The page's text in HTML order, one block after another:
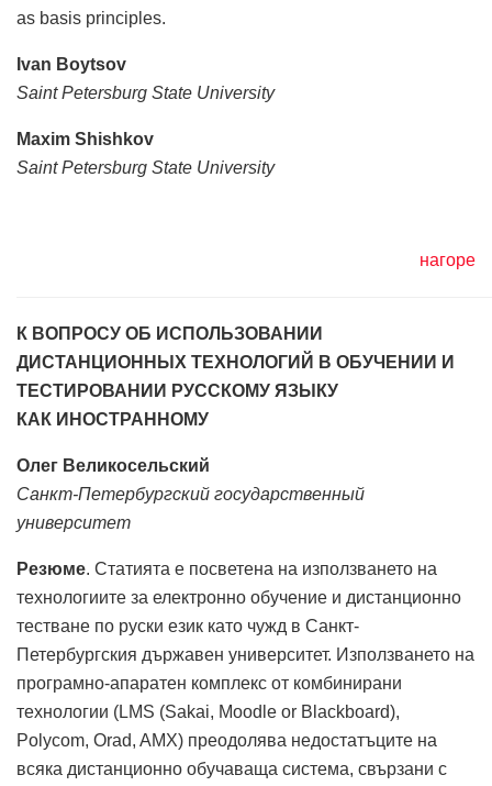
as basis principles.
Ivan Boytsov
Saint Petersburg State University
Maxim Shishkov
Saint Petersburg State University
нагоре
К ВОПРОСУ ОБ ИСПОЛЬЗОВАНИИ
ДИСТАНЦИОННЫХ ТЕХНОЛОГИЙ В ОБУЧЕНИИ И
ТЕСТИРОВАНИИ РУССКОМУ ЯЗЫКУ
КАК ИНОСТРАННОМУ
Олег Великосельский
Санкт-Петербургский государственный
университет
Резюме. Статията е посветена на използването на
технологиите за електронно обучение и дистанционно
тестване по руски език като чужд в Санкт-
Петербургския държавен университет. Използването на
програмно-апаратен комплекс от комбинирани
технологии (LMS (Sakai, Moodle or Blackboard),
Polycom, Orad, AMX) преодолява недостатъците на
всяка дистанционно обучаваща система, свързани с